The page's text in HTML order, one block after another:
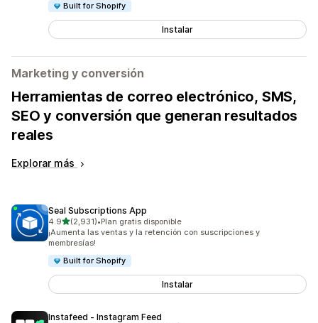
Built for Shopify
Instalar
Marketing y conversión
Herramientas de correo electrónico, SMS,
SEO y conversión que generan resultados
reales
Explorar más
Seal Subscriptions App
4.9de 5 estrellas
(2,931)
2931 reseñas en total
•Plan gratis disponible
¡Aumenta las ventas y la retención con suscripciones y
membresías!
Built for Shopify
Instalar
Instafeed ‑ Instagram Feed